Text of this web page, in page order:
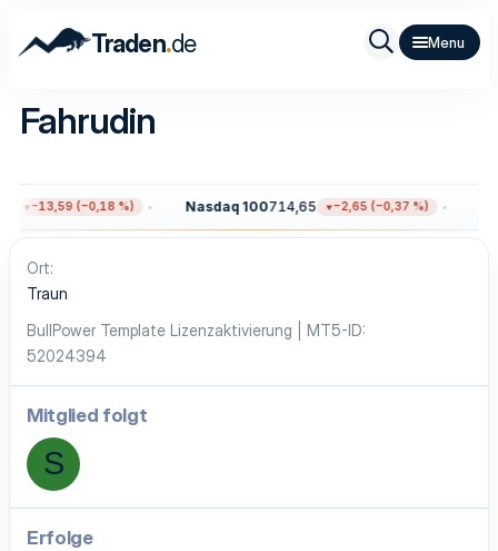
Traden.de
Fahrudin
−13,59 (−0,18 %) Nasdaq 100714,65 −2,65 (−0,37 %)
Ort
Traun
BullPower Template Lizenzaktivierung | MT5-ID
52024394
Mitglied folgt
S
Erfolge